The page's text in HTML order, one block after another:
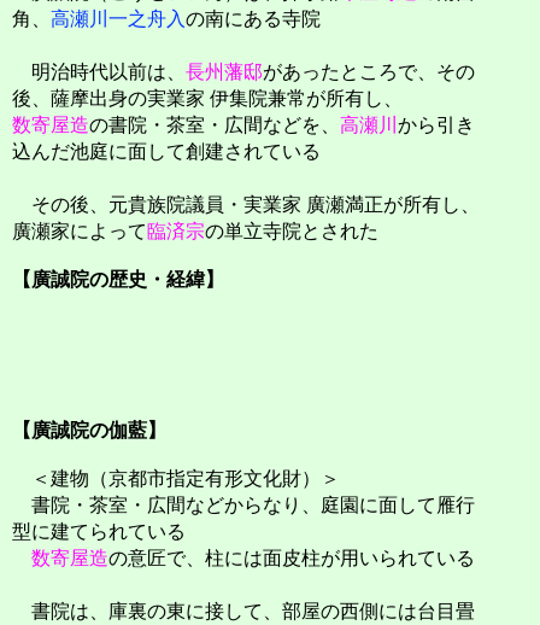
角、 高瀬川一之舟入の南にある寺院
明治時代以前は、 長州藩邸があったところで、その
後、薩摩出身の実業家 伊集院兼常が所有し、
数寄屋造の書院・茶室・広間などを、 高瀬川 から引き
込んだ池庭に面して創建されている
その後、元貴族院議員・実業家 廣瀬満正が所有し、
廣瀬家によって臨済宗の単立寺院とされた
【廣誠院の歴史・経緯】
【廣誠院の伽藍】
＜建物（京都市指定有形文化財）＞
書院・茶室・広間などからなり、庭園に面して雁行
型に建てられている
数寄屋造の意匠で、柱には面皮柱が用いられている
書院は、庫裏の東に接して、部屋の西側には台目畳